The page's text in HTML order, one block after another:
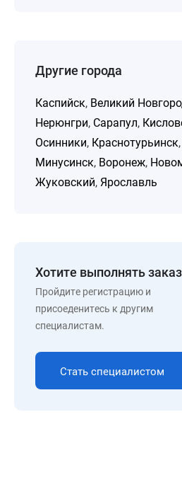
Другие города
Каспийск, Великий
Нерюнгри, Сарапул,
Осинники, Краснотурьинск,
Минусинск, Воронеж,
Жуковский, Ярославль
Хотите выполнять
Пройдите регистрацию и
присоеденитесь к другим
специалистам.
Стать специалистом